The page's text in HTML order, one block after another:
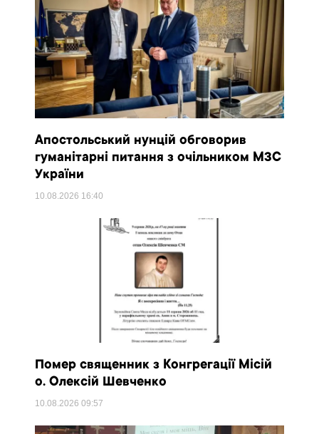
Апостольський нунцій обговорив
гуманітарні питання з очільником МЗС
України
10.08.2026 16:40
Помер священник з Конгрегації Місій
о. Олексій Шевченко
10.08.202609:57